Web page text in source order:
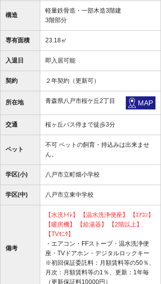
構造
軽量鉄骨造・一部木造3階建
3階部分
専有面積 23.18㎡
入退日 即入居可能
契約 ２年契約（更新可）
所在地 青森県八戸市桜ケ丘2丁目 MAP
交通 桜ヶ丘バス停まで徒歩3分
ペット
不可 ペットの飼育・持込みは出来ませ
ん。
学区(小) 八戸市立町畑小学校
学区(中) 八戸市立東中学校
備考
【水洗ﾄｲﾚ】 【温水洗浄便座】
【ｴｱｺﾝ】
【暖房機】
【給湯器】
【2階以上】
【TVﾓﾆﾀ】
・エアコン・FFストーブ・温水洗浄便
座・TVドアホン・デジタルロックキー
※初回保証委託料：月額賃料等の50％、
月次：月額賃料等の1％、更新：1年毎
（更新保証料10000円）